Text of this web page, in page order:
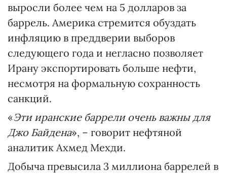
выросли более чем на 5 долларов за
баррель. Америка стремится обуздать
инфляцию в преддверии выборов
следующего года и негласно позволяет
Ирану экспортировать больше нефти,
несмотря на формальную сохранность
санкций.
«Эти иранские баррели очень важны для
Джо Байдена», – говорит нефтяной
аналитик Ахмед Мехди.
Добыча превысила 3 миллиона баррелей в